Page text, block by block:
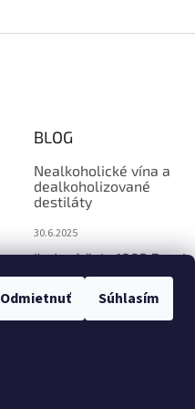
Odmietnuť Súhlasím
BLOG
Nealkoholické vína a
dealkoholizované
destiláty
30.6.2025
Ľadové čaje 1883 Routin
9.6.2025
One & Only Smoothie: